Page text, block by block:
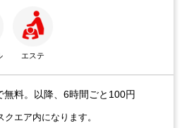
エステ
無料。以降、6時間ごと100円
エア内になります。